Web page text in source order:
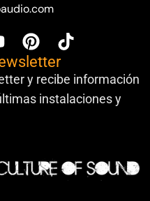
y recibe información
instalaciones y